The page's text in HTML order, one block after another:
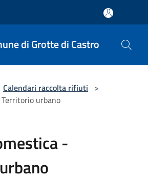
di Grotte di Castro
Calendari raccolta rifiuti >
urbano
-